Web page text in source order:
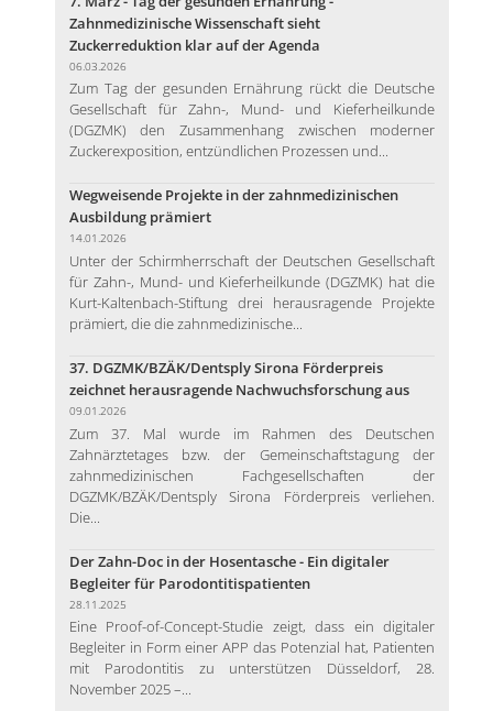
Zahnmedizinische Wissenschaft sieht
Zuckerreduktion klar auf der Agenda
06.03.2026
Zum Tag der gesunden Ernährung rückt die Deutsche
Gesellschaft für Zahn-, Mund- und Kieferheilkunde
(DGZMK) den Zusammenhang zwischen moderner
Zuckerexposition, entzündlichen Prozessen und...
Wegweisende Projekte in der zahnmedizinischen
Ausbildung prämiert
14.01.2026
Unter der Schirmherrschaft der Deutschen Gesellschaft
für Zahn-, Mund- und Kieferheilkunde (DGZMK) hat die
Kurt-Kaltenbach-Stiftung drei herausragende Projekte
prämiert, die die zahnmedizinische...
37. DGZMK/BZÄK/Dentsply Sirona Förderpreis
zeichnet herausragende Nachwuchsforschung aus
09.01.2026
Zum 37. Mal wurde im Rahmen des Deutschen
Zahnärztetages bzw. der Gemeinschaftstagung der
zahnmedizinischen Fachgesellschaften der
DGZMK/BZÄK/Dentsply Sirona Förderpreis verliehen.
Die...
Der Zahn-Doc in der Hosentasche - Ein digitaler
Begleiter für Parodontitispatienten
28.11.2025
Eine Proof-of-Concept-Studie zeigt, dass ein digitaler
Begleiter in Form einer APP das Potenzial hat, Patienten
mit Parodontitis zu unterstützen Düsseldorf, 28.
November 2025 –...